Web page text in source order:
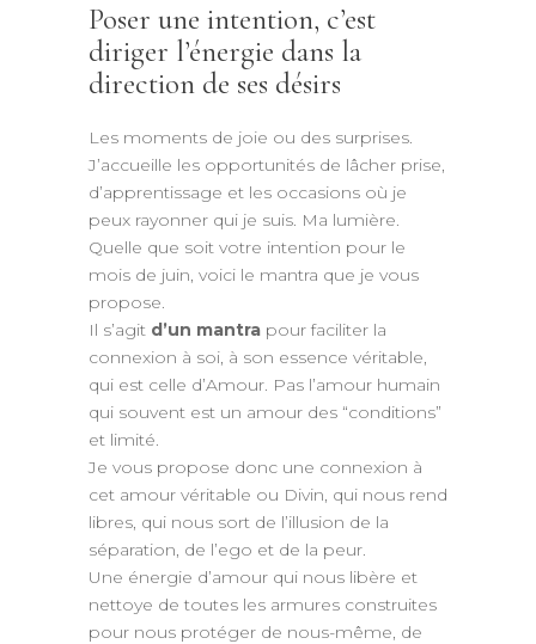
Poser une intention, c’est
diriger l’énergie dans la
direction de ses désirs
Les moments de joie ou des surprises.
J’accueille les opportunités de lâcher prise,
d’apprentissage et les occasions où je
peux rayonner qui je suis. Ma lumière.
Quelle que soit votre intention pour le
mois de juin, voici le mantra que je vous
propose.
Il s’agit d’un mantra pour faciliter la
connexion à soi, à son essence véritable,
qui est celle d’Amour. Pas l’amour humain
qui souvent est un amour des “conditions”
et limité.
Je vous propose donc une connexion à
cet amour véritable ou Divin, qui nous rend
libres, qui nous sort de l’illusion de la
séparation, de l’ego et de la peur.
Une énergie d’amour qui nous libère et
nettoye de toutes les armures construites
pour nous protéger de nous-même, de